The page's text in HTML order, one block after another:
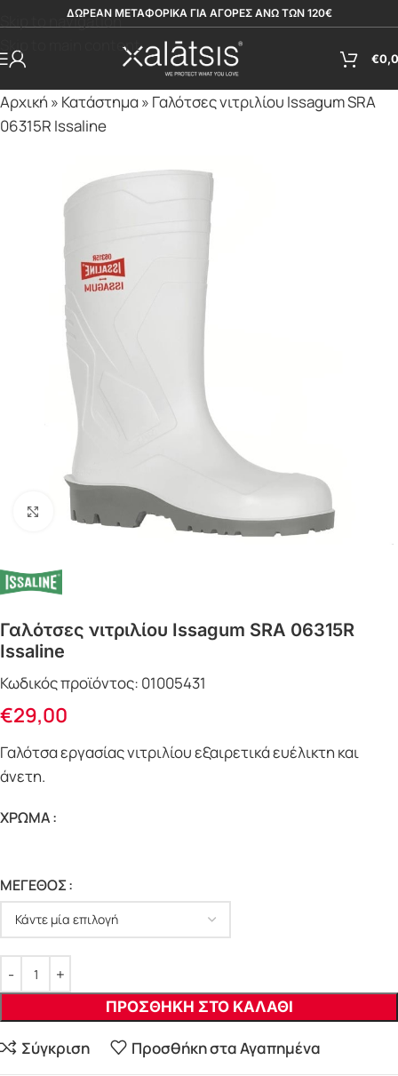
Skip to navigation
Skip to main content
ΔΩΡΕΑΝ ΜΕΤΑΦΟΡΙΚΑ ΓΙΑ ΑΓΟΡΕΣ ΑΝΩ ΤΩΝ 120€
€
Αρχική » Κατάστημα» Γαλότσες νιτριλίου Issagum SRA
06315R Issaline
Click to enlarge
Γαλότσες νιτριλίου Issagum SRA 06315R
Issaline
Κωδικός προϊόντος: 01005431
€29,00
Γαλότσα εργασίας νιτριλίου εξαιρετικά ευέλικτη και
άνετη.
ΧΡΩΜΑ
ΜΕΓΕΘΟΣ
ΠΡΟΣΘΗΚΗ ΣΤΟ ΚΑΛΑΘΙ
Σύγκριση Προσθήκη στα Αγαπημένα